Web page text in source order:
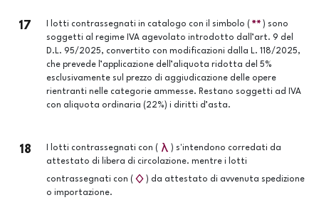
17 I lotti contrassegnati in catalogo con il simbolo (
) sono
soggetti al regime IVA agevolato introdotto dall’art. 9 del
D.L. 95/2025, convertito con modificazioni dalla L. 118/2025,
che prevede l’applicazione dell’aliquota ridotta del 5%
esclusivamente sul prezzo di aggiudicazione delle opere
rientranti nelle categorie ammesse. Restano soggetti ad IVA
con aliquota ordinaria (22%) i diritti d’asta.
18 I lotti contrassegnati con (
) s'intendono corredati da
attestato di libera di circolazione. mentre i lotti
contrassegnati con (
) da attestato di avvenuta spedizione
o importazione.